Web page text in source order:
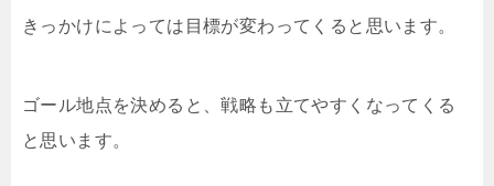
きっかけによっては目標が変わってくると思います。
ゴール地点を決めると、戦略も立てやすくなってくる
と思います。